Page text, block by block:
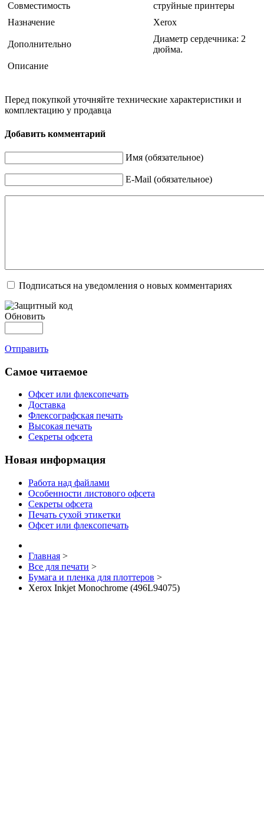
Совместимость
струйные принтеры
Назначение
Xerox
Дополнительно
Диаметр сердечника: 2
дюйма.
Описание
Перед покупкой уточняйте технические характеристики и
комплектацию у продавца
Добавить комментарий
Имя (обязательное)
E-Mail (обязательное)
Подписаться на уведомления о новых комментариях
Обновить
Отправить
Самое читаемое
Офсет или флексопечать
Доставка
Флексографская печать
Высокая печать
Секреты офсета
Новая информация
Работа над файлами
Особенности листового офсета
Секреты офсета
Печать сухой этикетки
Офсет или флексопечать
Главная >
Все для печати >
Бумага и пленка для плоттеров >
Xerox Inkjet Monochrome (496L94075)